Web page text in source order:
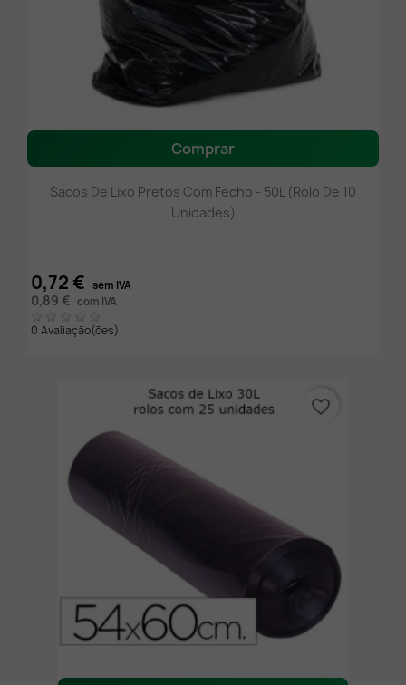
Comprar
Sacos De Lixo Pretos Com Fecho - 50L (Rolo De 10
Unidades)
0,72 € sem IVA
0,89 € com IVA
0 Avaliação(ões)
favorite_border